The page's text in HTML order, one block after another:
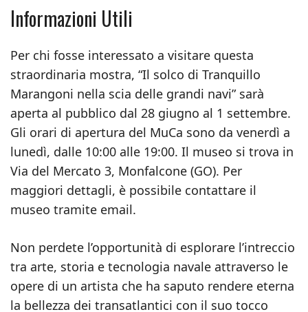
Informazioni Utili
Per chi fosse interessato a visitare questa
straordinaria mostra, “Il solco di Tranquillo
Marangoni nella scia delle grandi navi” sarà
aperta al pubblico dal 28 giugno al 1 settembre.
Gli orari di apertura del MuCa sono da venerdì a
lunedì, dalle 10:00 alle 19:00. Il museo si trova in
Via del Mercato 3, Monfalcone (GO). Per
maggiori dettagli, è possibile contattare il
museo tramite email.
Non perdete l’opportunità di esplorare l’intreccio
tra arte, storia e tecnologia navale attraverso le
opere di un artista che ha saputo rendere eterna
la bellezza dei transatlantici con il suo tocco